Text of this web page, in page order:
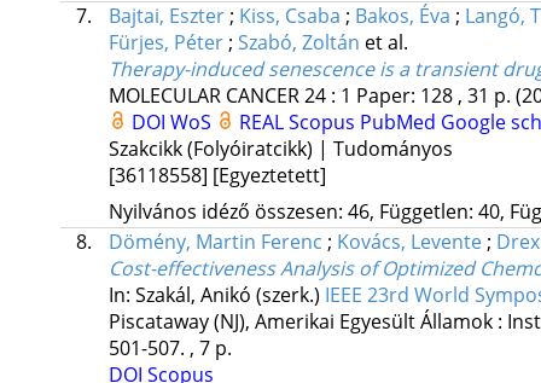
7.
Bajtai, Eszter ; Kiss, Csaba ; Bakos, Éva ; Langó,
Fürjes, Péter ; Szabó, Zoltán et al.
Therapy-induced senescence is a transient
MOLECULAR CANCER24: 1 Paper: 128 , 31 p.
DOI WoS REALScopus PubMed Google
Szakcikk (Folyóiratcikk) | Tudományos
[36118558] [Egyeztetett]
Nyilvános idéző összesen: 46, Független: 40,
8.
Dömény, Martin Ferenc ; Kovács, Levente ;
Cost-effectiveness Analysis of Optimized
In: Szakál, Anikó (szerk.) IEEE 23rd World
Piscataway (NJ), Amerikai Egyesült Államok :
501-507. , 7 p.
DOI Scopus